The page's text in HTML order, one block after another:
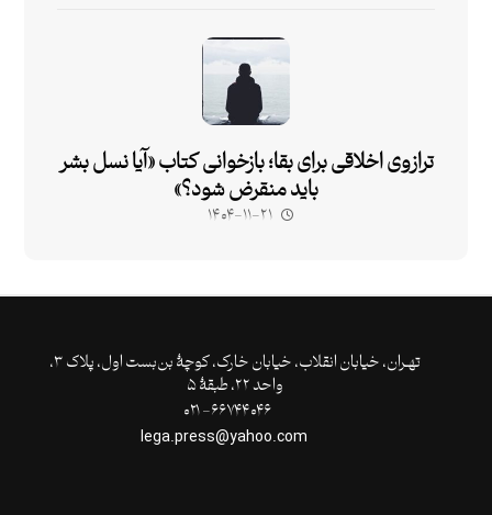
ترازوی اخلاقی برای بقا؛ بازخوانی کتاب «آیا نسل بشر
باید منقرض شود؟»
۱۴۰۴-۱۱-۲۱
تهـران،‌ خیابان انقلاب، خیابان خارک، کوچۀ بن‌بست اول، پلاک ۳،
واحد ۲۲، طبقۀ ۵